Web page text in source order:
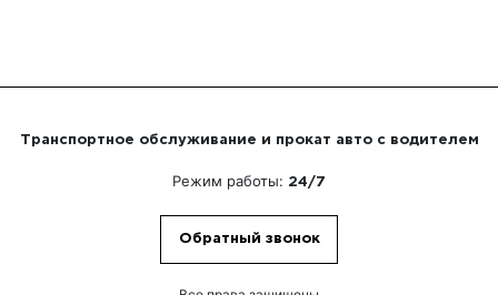
управление сервисом.
требуется самолично заправлять автотранспортом. Вы
умудритесь усердствовать над личными задачами или
разместятся профи, досконально исследовавшие сердце
Транспортное обслуживание и прокат авто с водителем
Режим работы: 24/7
Обратный звонок